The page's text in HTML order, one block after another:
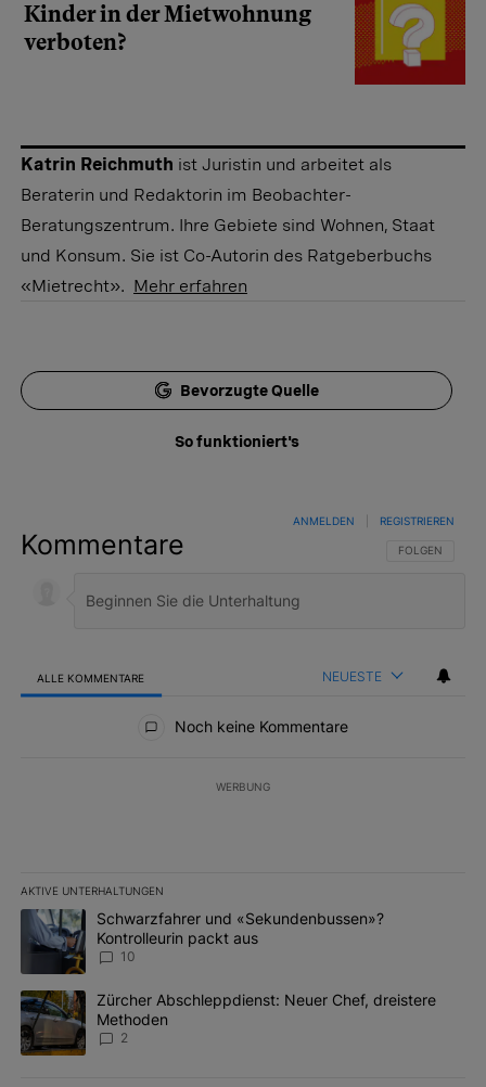
Kinder in der Mietwohnung
verboten?
Katrin Reichmuth ist Juristin und arbeitet als
Beraterin und Redaktorin im Beobachter-
Beratungszentrum. Ihre Gebiete sind Wohnen, Staat
und Konsum. Sie ist Co-Autorin des Ratgeberbuchs
«Mietrecht». Mehr erfahren
Bevorzugte Quelle
So funktioniert's
Kommentare FOLGE DIESER
FOLGEN
ANMELDEN REGISTRIEREN
ALLE KOMMENTARE NEUESTE
Noch keine Kommentare
WERBUNG
AKTIVE UNTERHALTUNGEN
Das Folgende ist eine Liste der am meisten kommentierten
Ein Trendartikel mit dem Titel "Schwarzfahrer und
Schwarzfahrer und «Sekundenbussen»?
Kontrolleurin packt aus
10
Ein Trendartikel mit dem Titel "Zürcher Abschleppdienst: Neuer
Zürcher Abschleppdienst: Neuer Chef, dreistere
Methoden
2